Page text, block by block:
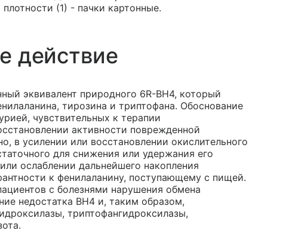
(1) - пачки картонные.
действие
эквивалент природного 6R-BH4, который
тирозина и триптофана. Обоснование
чувствительных к терапии
активности поврежденной
в усилении или восстановлении окислительного
для снижения или удержания его
ослаблении дальнейшего накопления
к фенилаланину, поступающему с пищей.
с болезнями нарушения обмена
недостатка ВН4 и, таким образом,
триптофангидроксилазы,